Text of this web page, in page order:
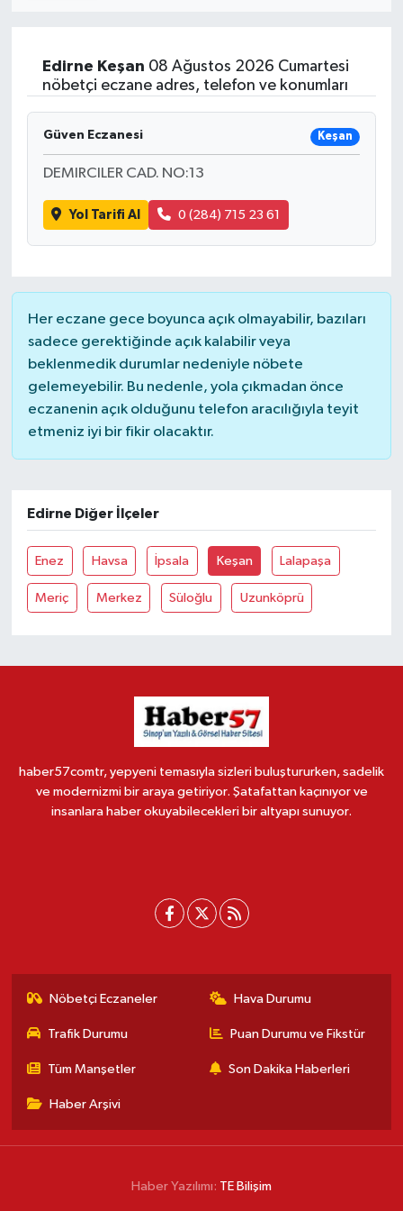
Edirne Keşan 08 Ağustos 2026 Cumartesi
nöbetçi eczane adres, telefon ve konumları
Güven Eczanesi Keşan
DEMIRCILER CAD. NO:13
Yol Tarifi Al 0 (284) 715 23 61
Her eczane gece boyunca açık olmayabilir, bazıları
sadece gerektiğinde açık kalabilir veya
beklenmedik durumlar nedeniyle nöbete
gelemeyebilir. Bu nedenle, yola çıkmadan önce
eczanenin açık olduğunu telefon aracılığıyla teyit
etmeniz iyi bir fikir olacaktır.
Edirne Diğer İlçeler
Enez Havsa İpsala Keşan Lalapaşa
Meriç Merkez Süloğlu Uzunköprü
haber57comtr, yepyeni temasıyla sizleri buluştururken, sadelik
ve modernizmi bir araya getiriyor. Şatafattan kaçınıyor ve
insanlara haber okuyabilecekleri bir altyapı sunuyor.
Nöbetçi Eczaneler Hava Durumu
Trafik Durumu Puan Durumu ve Fikstür
Tüm Manşetler Son Dakika Haberleri
Haber Arşivi
Haber Yazılımı: TE Bilişim